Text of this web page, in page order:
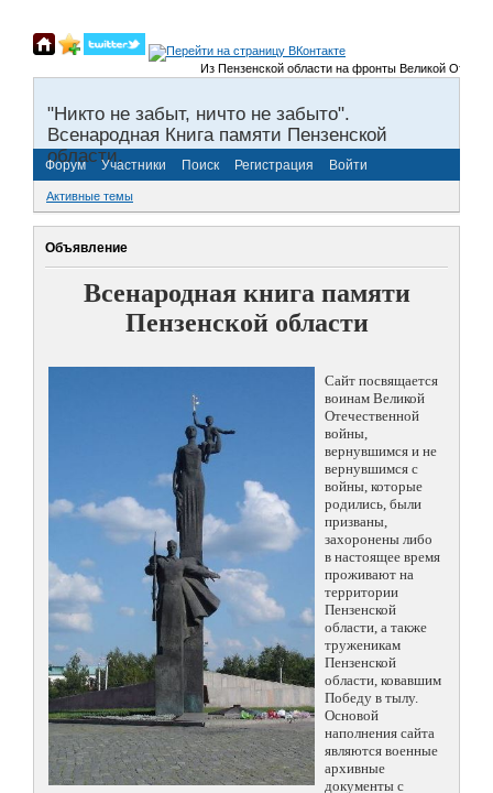
Из Пензенской области на фронты Великой
"Никто не забыт, ничто не забыто".
Всенародная Книга памяти Пензенской
области.
Форум Участники Поиск Регистрация Войти
Активные темы
Объявление
Всенародная книга памяти
Пензенской области
Сайт посвящается
воинам Великой
Отечественной
войны,
вернувшимся и не
вернувшимся с
войны, которые
родились, были
призваны,
захоронены либо
в настоящее время
проживают на
территории
Пензенской
области, а также
труженикам
Пензенской
области, ковавшим
Победу в тылу.
Основой
наполнения сайта
являются военные
архивные
документы с